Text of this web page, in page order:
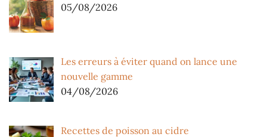
05/08/2026
Les erreurs à éviter quand on lance une
nouvelle gamme
04/08/2026
Recettes de poisson au cidre